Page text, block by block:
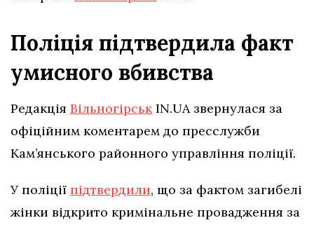
Поліція підтвердила факт
умисного вбивства
Редакція ВільногірськIN.UA звернулася за
офіційним коментарем до пресслужби
Кам’янського районного управління поліції.
У поліції підтвердили, що за фактом загибелі
жінки відкрито кримінальне провадження за